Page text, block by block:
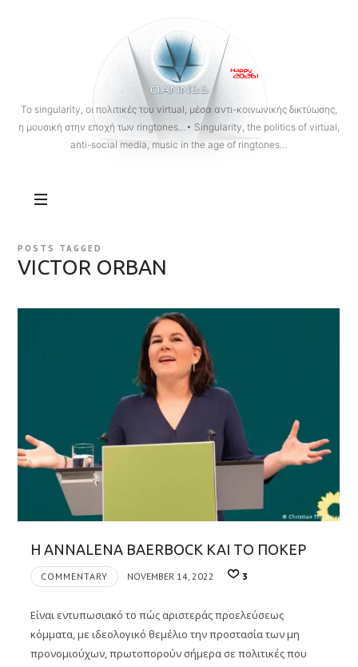
OANNES
To singularity, οι πολιτικές του virtual, μέσα αντι-κοινωνικής δικτύωσης,
η μουσική στην εποχή των ringtones…• Singularity, the politics of virtual,
anti-social media, music in the age of ringtones…
POSTS TAGGED
VICTOR ORBAN
Η ANNALENA BAERBOCK ΚΑΙ ΤΟ ΠΟΚΕΡ
COMMENTARY NOVEMBER 14, 2022 3
Είναι εντυπωσιακό το πώς αριστεράς προελεύσεως
κόμματα, με ιδεολογικό θεμέλιο την προστασία των μη
προνομιούχων, πρωτοπορούν σήμερα σε πολιτικές που